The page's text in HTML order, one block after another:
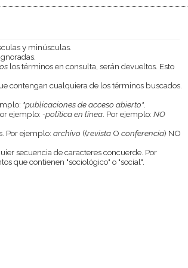
y minúsculas.
los términos en consulta, serán devueltos. Esto
contengan cualquiera de los términos buscados.
"publicaciones de acceso abierto".
ejemplo: -política en línea. Por ejemplo: NO
Por ejemplo: archivo ((revistaO conferencia) NO
secuencia de caracteres concuerde. Por
que contienen "sociológico" o "social".